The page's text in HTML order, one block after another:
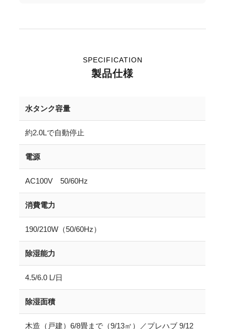
SPECIFICATION
製品仕様
水タンク容量
約2.0Lで自動停止
電源
AC100V 50/60Hz
消費電力
190/210W（50/60Hz）
除湿能力
4.5/6.0 L/日
除湿面積
木造（戸建）6/8畳まで（9/13㎡）／プレハブ 9/12